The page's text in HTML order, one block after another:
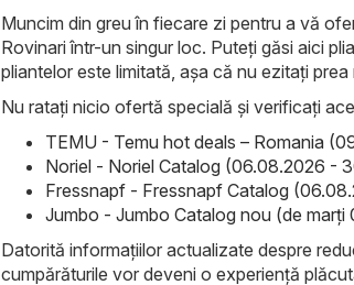
Muncim din greu în fiecare zi pentru a vă
Rovinari într-un singur loc. Puteți găsi aici
pliantelor este limitată, așa că nu ezitați prea
Nu ratați nicio ofertă specială și verificați
TEMU - Temu hot deals – Romania
Noriel - Noriel Catalog (06.08.2026 -
Fressnapf - Fressnapf Catalog
Jumbo - Jumbo Catalog nou (de marți
Datorită informațiilor actualizate despre
cumpărăturile vor deveni o experiență